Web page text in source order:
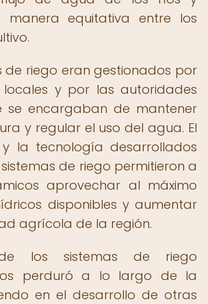
manera equitativa entre los
de riego eran gestionados por
locales y por las autoridades
se encargaban de mantener
y regular el uso del agua. El
y la tecnología desarrollados
de riego permitieron a
aprovechar al máximo
disponibles y aumentar
agrícola de la región.
los sistemas de riego
perduró a lo largo de la
en el desarrollo de otras